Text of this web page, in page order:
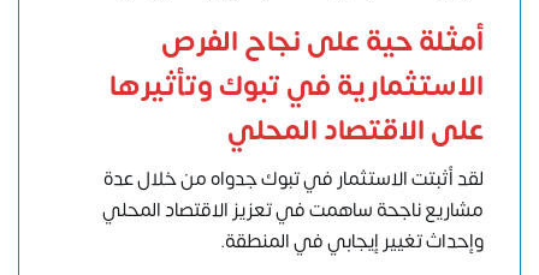
أمثلة حية على نجاح الفرص
الاستثمارية في تبوك وتأثيرها
على الاقتصاد المحلي
لقد أثبتت الاستثمار في تبوك جدواه من خلال عدة
مشاريع ناجحة ساهمت في تعزيز الاقتصاد المحلي
وإحداث تغيير إيجابي في المنطقة.